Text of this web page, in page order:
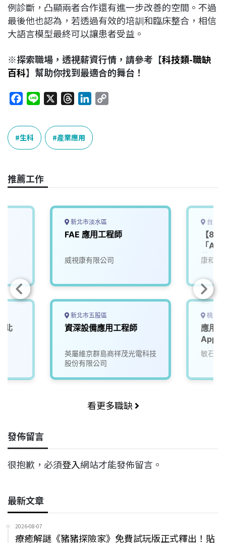
例診斷，凸顯兩者合作還有進一步改善的空間。不過
最後他也認為，若透過有效的培訓和臨床整合，相信
大語言模型最終可以讓患者受益。
※探索職場，透視薪資行情，請參考【科技類-職缺
百科】幫助你找到最適合的舞台！
c
e
b
o
k
e
r
e
a
k
n
k
生科 產業應用
推薦工作
北
新北市淡水區
FAE 應用工程師
威視康有限公司
新北市五股區
資深設備應用工程師
英屬維京群島商祥茂光電科技
股份有限公司
台北
【8/
「AI
軟體
康和綜
桃園
應用
敏石系
看更多職缺
發佈留言
很抱歉，必須登入網站才能發佈留言。
最新文章
2026-08-07
療癒解謎《豬豬探險家》免費試玩版正式釋出！貼